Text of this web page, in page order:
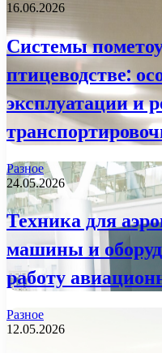
16.06.2026
Системы
птицеводстве:
эксплуатации и
Разное
24.05.2026
Техника для
машины и
работу
Разное
12.05.2026